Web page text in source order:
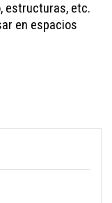
estructuras, etc.
en espacios